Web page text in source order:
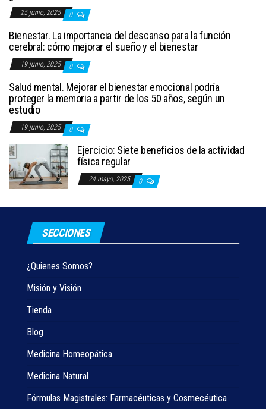
25 junio, 2025 0
Bienestar. La importancia del descanso para la función
cerebral: cómo mejorar el sueño y el bienestar
19 junio, 2025 0
Salud mental. Mejorar el bienestar emocional podría
proteger la memoria a partir de los 50 años, según un
estudio
19 junio, 2025 0
Ejercicio: Siete beneficios de la actividad
física regular
24 mayo, 2025 0
SECCIONES
¿Quienes Somos?
Misión y Visión
Tienda
Blog
Medicina Homeopática
Medicina Natural
Fórmulas Magistrales: Farmacéuticas y Cosmecéutica